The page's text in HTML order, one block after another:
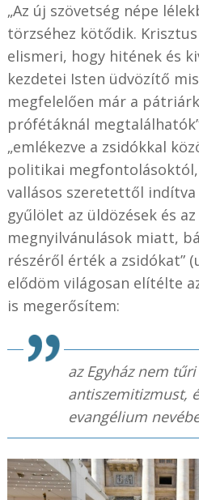
„Az új szövetség népe
törzséhez kötődik. Krisztus
elismeri, hogy hitének és
kezdetei Isten üdvözítő
megfelelően már a
prófétáknál megtalálhatók”
„emlékezve a zsidókkal
politikai
vallásos szeretettől
gyűlölet az üldözések és
megnyilvánulások miatt,
részéről érték a zsidókat”
elődöm világosan elítélte
is megerősítem:
az Egyház nem tűri
antiszemitizmust,
evangélium